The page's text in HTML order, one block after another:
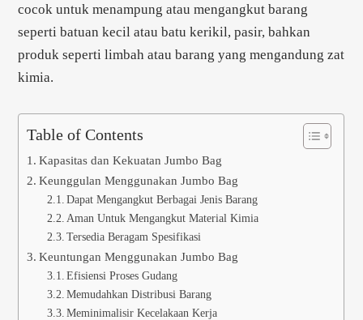
cocok untuk menampung atau mengangkut barang
seperti batuan kecil atau batu kerikil, pasir, bahkan
produk seperti limbah atau barang yang mengandung zat
kimia.
Table of Contents
Kapasitas dan Kekuatan Jumbo Bag
Keunggulan Menggunakan Jumbo Bag
Dapat Mengangkut Berbagai Jenis Barang
Aman Untuk Mengangkut Material Kimia
Tersedia Beragam Spesifikasi
Keuntungan Menggunakan Jumbo Bag
Efisiensi Proses Gudang
Memudahkan Distribusi Barang
Meminimalisir Kecelakaan Kerja